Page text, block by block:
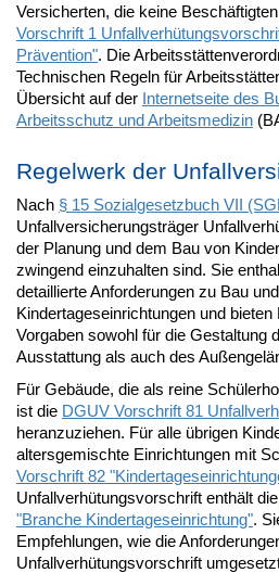
Versicherten, die keine
Vorschrift 1
Prävention". Die
Technischen Regeln für
Übersicht auf der Internetseite des
Arbeitsschutz und Arbeitsmedizin
Regelwerk der
Nach § 15 Sozialgesetzbuch VII
Unfallversicherungsträger
der Planung und dem Bau von
zwingend einzuhalten sind. Sie
detaillierte Anforderungen zu Bau
Kindertageseinrichtungen und
Vorgaben sowohl für die Gestaltung
Ausstattung als auch des
Für Gebäude, die als reine
ist die DGUV Vorschrift 81
heranzuziehen. Für alle übrigen
altersgemischte Einrichtungen mit
Vorschrift 82
Unfallverhütungsvorschrift enthält die
"Branche Kindertageseinrichtung".
Empfehlungen, wie die
Unfallverhütungsvorschrift